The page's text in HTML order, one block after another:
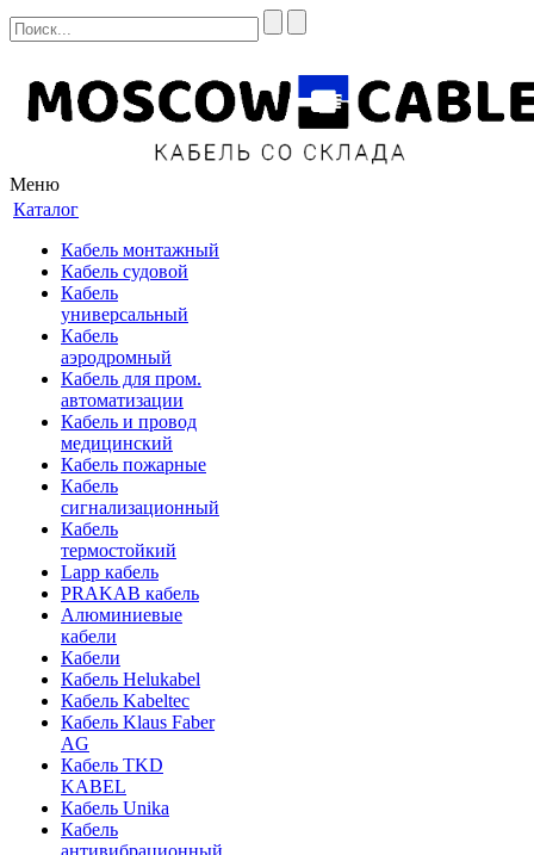
Меню
Каталог
Кабель монтажный
Кабель судовой
Кабель
универсальный
Кабель
аэродромный
Кабель для пром.
автоматизации
Кабель и провод
медицинский
Кабель пожарные
Кабель
сигнализационный
Кабель
термостойкий
Lapp кабель
PRAKAB кабель
Алюминиевые
кабели
Кабели
Кабель Helukabel
Кабель Kabeltec
Кабель Klaus Faber
AG
Кабель TKD
KABEL
Кабель Unika
Кабель
антивибрационный